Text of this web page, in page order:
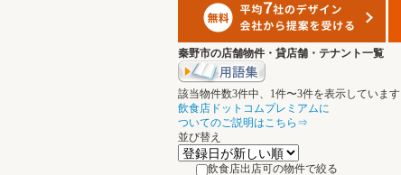
秦野市の店舗物件・貸店舗・テナント一覧
該当物件数3件中、 1件〜3件を表示しています
飲食店ドットコムプレミアムに
ついてのご説明はこちら⇒
並び替え
飲食店出店可の物件で絞る